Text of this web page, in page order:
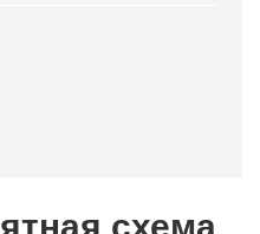
схема